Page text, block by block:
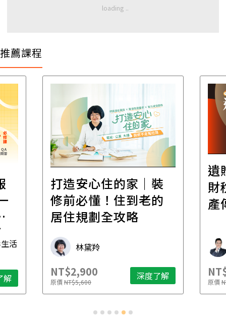
推薦課程
活
解
打造安心住的家｜裝
修前必懂！住到老的
居住規劃全攻略
林黛羚
NT$2,900
原價NT$5,600 深度了解
遺
財
產
原價